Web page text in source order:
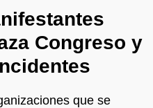
Congreso y
que se